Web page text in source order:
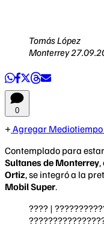
Tomás López
Monterrey
0
Agregar Mediotiempo
Contemplado para
Sultanes de Monterrey,
Ortiz, se integró a la
Mobil Super.
???? |